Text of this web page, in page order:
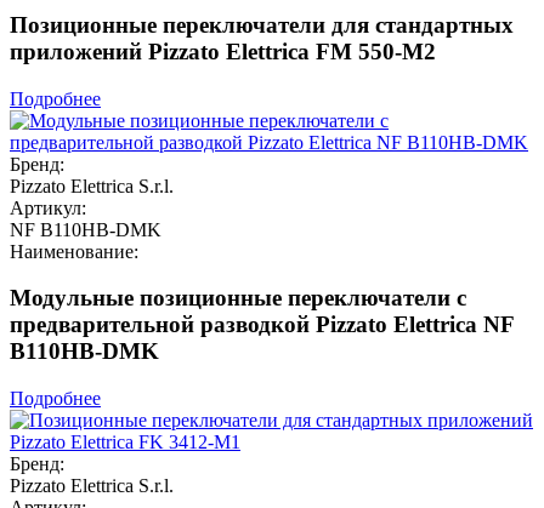
Позиционные переключатели для стандартных
приложений Pizzato Elettrica FM 550-M2
Подробнее
Бренд:
Pizzato Elettrica S.r.l.
Артикул:
NF B110HB-DMK
Наименование:
Модульные позиционные переключатели с
предварительной разводкой Pizzato Elettrica NF
B110HB-DMK
Подробнее
Бренд:
Pizzato Elettrica S.r.l.